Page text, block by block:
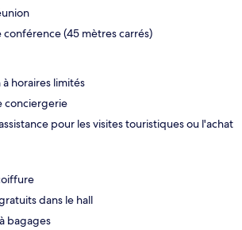
conférence (45 mètres carrés)
horaires limités
conciergerie
pour les visites touristiques ou l'achat
dans le hall
bagages